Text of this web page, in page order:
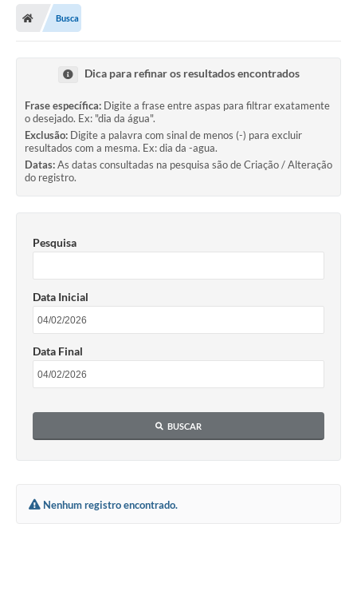
Busca
Dica para refinar os resultados encontrados
Frase específica: Digite a frase entre aspas para filtrar exatamente
o desejado. Ex: "dia da água".
Exclusão: Digite a palavra com sinal de menos (-) para excluir
resultados com a mesma. Ex: dia da -agua.
Datas:As datas consultadas na pesquisa são de Criação / Alteração
do registro.
Pesquisa
Data Inicial
Data Final
BUSCAR
Nenhum registro encontrado.